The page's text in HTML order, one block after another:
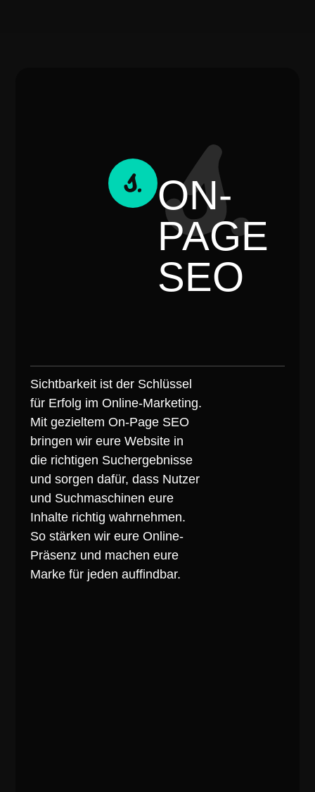
ON-
PAGE
SEO
Sichtbarkeit ist der Schlüssel
für Erfolg im Online-Marketing.
Mit gezieltem On-Page SEO
bringen wir eure Website in
die richtigen Suchergebnisse
und sorgen dafür, dass Nutzer
und Suchmaschinen eure
Inhalte richtig wahrnehmen.
So stärken wir eure Online-
Präsenz und machen eure
Marke für jeden auffindbar.